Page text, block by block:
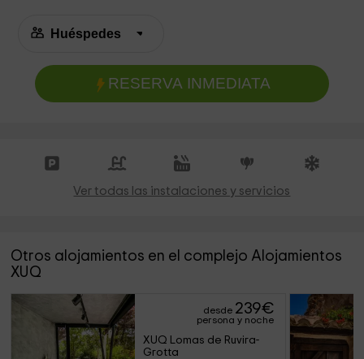
RESERVA INMEDIATA
Ver todas las instalaciones y servicios
Otros alojamientos en el complejo Alojamientos
XUQ
desde 239€
persona y noche
XUQ Lomas de Ruvira-
Grotta